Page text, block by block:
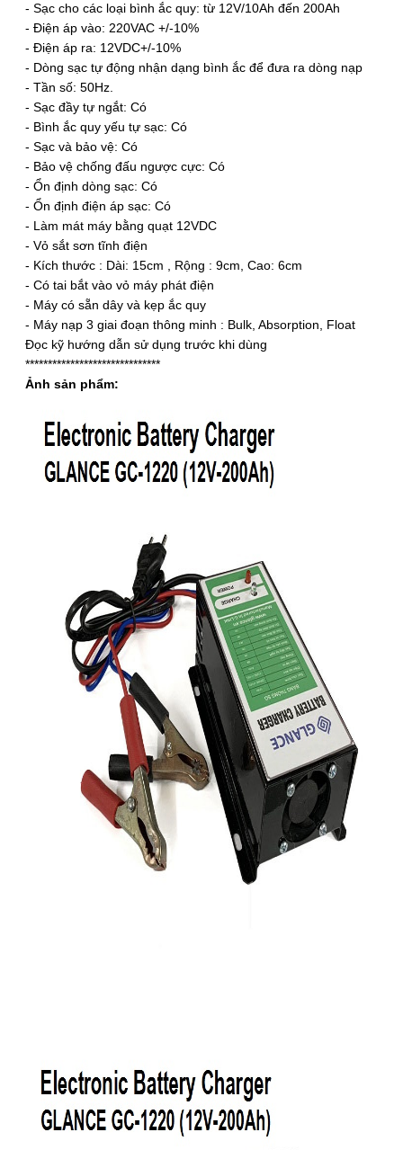
- Điện áp vào: 220VAC +/-10%
- Điện áp ra: 12VDC+/-10%
- Dòng sạc tự động nhận dạng bình ắc để đưa ra dòng nạp
- Tần số: 50Hz.
- Sạc đầy tự ngắt: Có
- Bình ắc quy yếu tự sạc: Có
- Sạc và bảo vệ: Có
- Bảo vệ chống đấu ngược cực: Có
- Ổn định dòng sạc: Có
- Ổn định điện áp sạc: Có
- Làm mát máy bằng quạt 12VDC
- Vỏ sắt sơn tĩnh điện
- Kích thước : Dài: 15cm , Rộng : 9cm, Cao: 6cm
- Có tai bắt vào vỏ máy phát điện
- Máy có sẵn dây và kẹp ắc quy
- Máy nạp 3 giai đoạn thông minh : Bulk, Absorption, Float
Đọc kỹ hướng dẫn sử dụng trước khi dùng
******************************
Ảnh sản phẩm: